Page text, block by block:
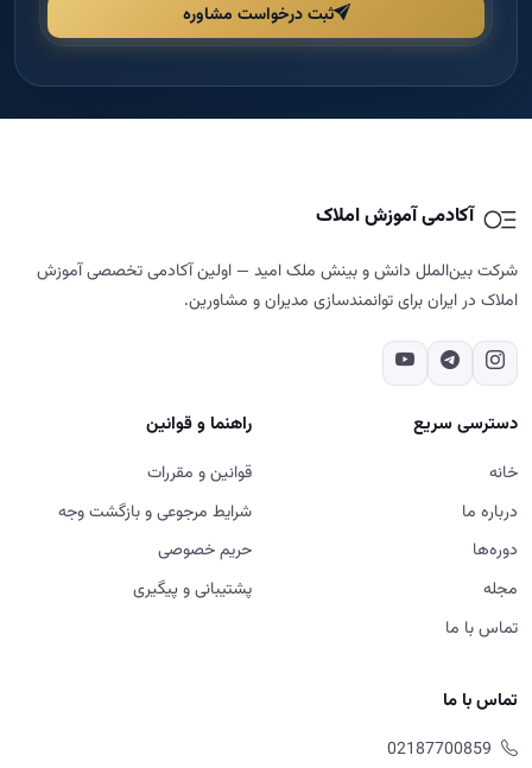
ثبت درخواست مشاوره
آکادمی آموزش املاک
شرکت بین‌الملل دانش و بینش ملک امید — اولین آکادمی تخصصی آموزش
املاک در ایران برای توانمندسازی مدیران و مشاورین.
دسترسی سریع
خانه
درباره ما
دوره‌ها
مجله
تماس با ما
راهنما و قوانین
قوانین و مقررات
شرایط مرجوعی و بازگشت وجه
حریم خصوصی
پشتیبانی و پیگیری
تماس با ما
02187700859